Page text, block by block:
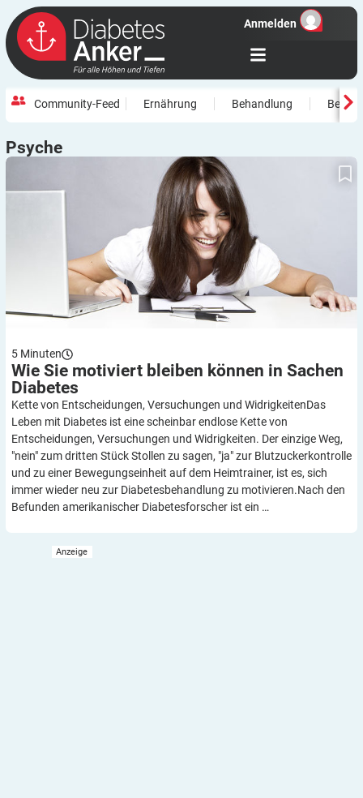
Anmelden
Community-Feed Ernährung Behandlung
Psyche
Wie Sie motiviert bleiben können in Sachen Diabetes
5 Minuten
Wie Sie motiviert bleiben können in Sachen
Diabetes
Kette von Entscheidungen, Versuchungen und WidrigkeitenDas
Leben mit Diabetes ist eine scheinbar endlose Kette von
Entscheidungen, Versuchungen und Widrigkeiten. Der einzige Weg,
"nein" zum dritten Stück Stollen zu sagen, "ja" zur Blutzuckerkontrolle
und zu einer Bewegungseinheit auf dem Heimtrainer, ist es, sich
immer wieder neu zur Diabetesbehandlung zu motivieren.Nach den
Befunden amerikanischer Diabetesforscher ist ein …